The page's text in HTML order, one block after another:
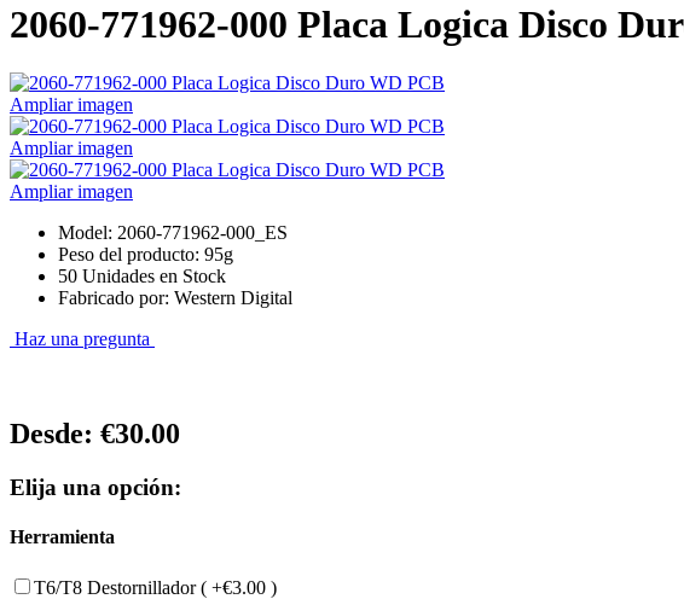
2060-771962-000 Placa Logica Disco
Ampliar imagen
Ampliar imagen
Ampliar imagen
Model: 2060-771962-000_ES
Peso del producto: 95g
50 Unidades en Stock
Fabricado por: Western Digital
Haz una pregunta
Desde: €30.00
Elija una opción:
Herramienta
T6/T8 Destornillador ( +€3.00 )